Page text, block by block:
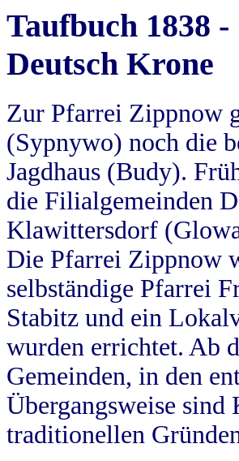
Taufbuch 1838
Deutsch Krone
Zur Pfarrei Zippnow
(Sypnywo) noch die
Jagdhaus (Budy).
die Filialgemeinden
Klawittersdorf
Die Pfarrei Zippnow
selbständige Pfarrei
Stabitz und ein
wurden errichtet. Ab
Gemeinden, in den
Übergangsweise sind
traditionellen